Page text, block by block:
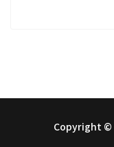
Copyright ©